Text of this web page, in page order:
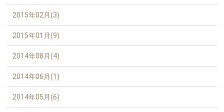
2015年02月(3)
2015年01月(9)
2014年08月(4)
2014年06月(1)
2014年05月(6)